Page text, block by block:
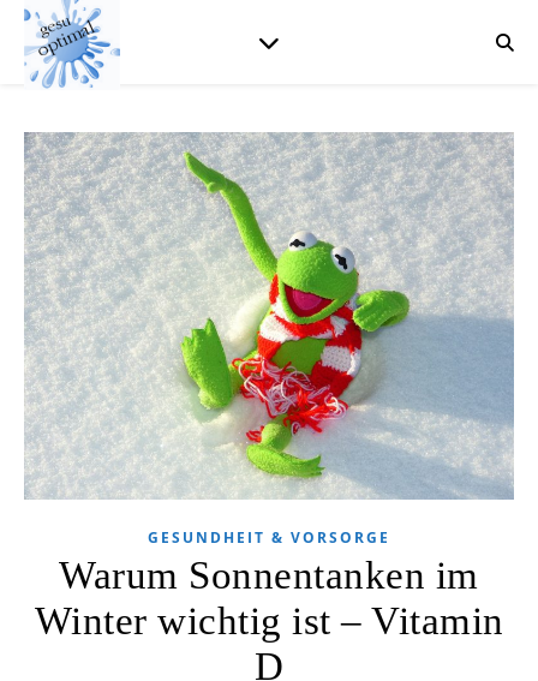
GESUNDHEIT & VORSORGE
Warum Sonnentanken im
Winter wichtig ist – Vitamin
D